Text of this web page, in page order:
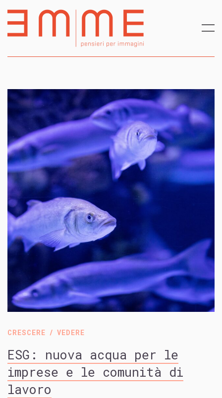
CRESCERE VEDERE
ESG: nuova acqua per le
imprese e le comunità di
lavoro